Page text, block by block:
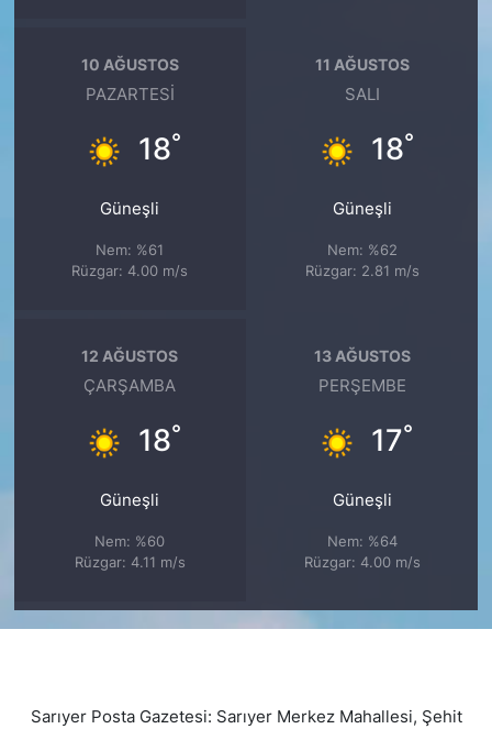
10 AĞUSTOS
PAZARTESI
18°
Güneşli
Nem: %61
Rüzgar: 4.00 m/s
11 AĞUSTOS
SALI
18°
Güneşli
Nem: %62
Rüzgar: 2.81 m/s
12 AĞUSTOS
ÇARŞAMBA
18°
Güneşli
Nem: %60
Rüzgar: 4.11 m/s
13 AĞUSTOS
PERŞEMBE
17°
Güneşli
Nem: %64
Rüzgar: 4.00 m/s
Sarıyer Posta Gazetesi: Sarıyer Merkez Mahallesi, Şehit